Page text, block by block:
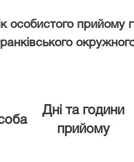
особистого прийому
Дні та години
прийому